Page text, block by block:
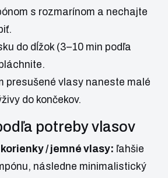
s rozmarínom a nechajte
do dĺžok (3–10 min podľa
presušené vlasy naneste malé
do končekov.
potreby vlasov
/ jemné vlasy: ľahšie
následne minimalistický